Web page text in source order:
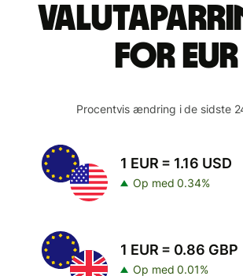
for EUR
Procentvis ændring i de sidste
1 EUR = 1.16 USD
Op med 0.34%
1 EUR = 0.86 GBP
Op med 0.01%